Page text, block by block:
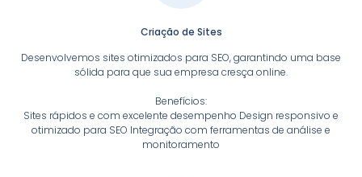
Criação de Sites
Desenvolvemos sites otimizados para SEO, garantindo uma base
sólida para que sua empresa cresça online.
Benefícios:
Sites rápidos e com excelente desempenho Design responsivo e
otimizado para SEO Integração com ferramentas de análise e
monitoramento